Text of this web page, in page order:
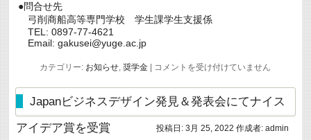
知）
は
●問合せ先
弓削商船高等専門学校 学生課学生支援係
TEL: 0897-77-4621
Email: gakusei@yuge.ac.jp
カテゴリー: お知らせ,奨学金
令
４
年
度
各
種
コメントを受け付けていません
Japanビジネスデザイン発見＆発表会にてナイス
アイデア賞を受賞
投稿日: 3月 25, 2022 作成者: admin